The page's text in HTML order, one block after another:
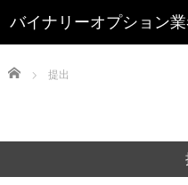
Home 提出